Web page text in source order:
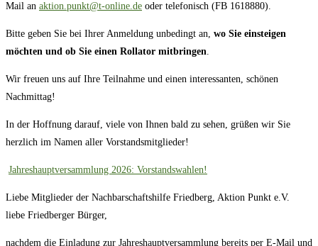
Mail an aktion.punkt@t-online.de oder telefonisch (FB 1618880).
Bitte geben Sie bei Ihrer Anmeldung unbedingt an, wo Sie einsteigen
möchten und ob Sie einen Rollator mitbringen.
Wir freuen uns auf Ihre Teilnahme und einen interessanten, schönen
Nachmittag!
In der Hoffnung darauf, viele von Ihnen bald zu sehen, grüßen wir Sie
herzlich im Namen aller Vorstandsmitglieder!
Jahreshauptversammlung 2026: Vorstandswahlen!
Liebe Mitglieder der Nachbarschaftshilfe Friedberg, Aktion Punkt e.V.
liebe Friedberger Bürger,
nachdem die Einladung zur Jahreshauptversammlung bereits per E-Mail und